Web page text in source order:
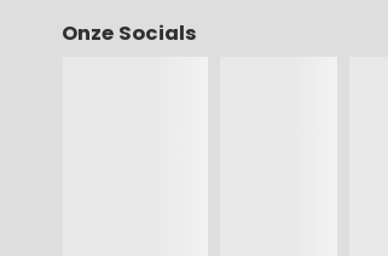
Onze Socials